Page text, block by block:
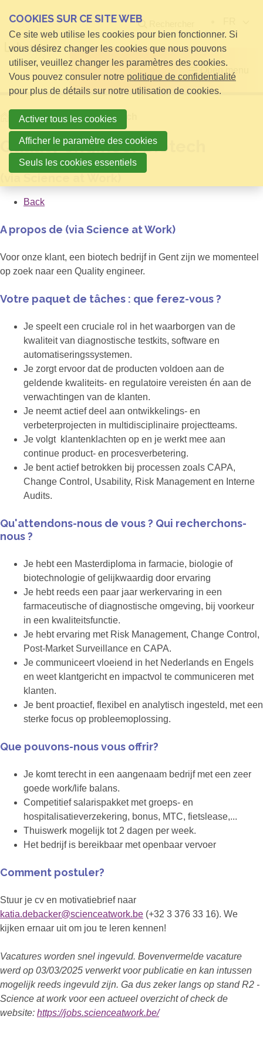
Open menu
HomeQuality engineer biotech
Quality engineer biotech
Back
A propos de (via Science at Work)
Voor onze klant, een biotech bedrijf in Gent zijn we momenteel
op zoek naar een Quality engineer.
Votre paquet de tâches : que ferez-vous ?
Je speelt een cruciale rol in het waarborgen van de
kwaliteit van diagnostische testkits, software en
automatiseringssystemen.
Je zorgt ervoor dat de producten voldoen aan de
geldende kwaliteits- en regulatoire vereisten én aan de
verwachtingen van de klanten.
Je neemt actief deel aan ontwikkelings- en
verbeterprojecten in multidisciplinaire projectteams.
Je volgt klantenklachten op en je werkt mee aan
continue product- en procesverbetering.
Je bent actief betrokken bij processen zoals CAPA,
Change Control, Usability, Risk Management en Interne
Audits.
Qu'attendons-nous de vous ? Qui recherchons-
nous ?
Je hebt een Masterdiploma in farmacie, biologie of
biotechnologie of gelijkwaardig door ervaring
Je hebt reeds een paar jaar werkervaring in een
farmaceutische of diagnostische omgeving, bij voorkeur
in een kwaliteitsfunctie.
Je hebt ervaring met Risk Management, Change Control,
Post-Market Surveillance en CAPA.
Je communiceert vloeiend in het Nederlands en Engels
en weet klantgericht en impactvol te communiceren met
klanten.
Je bent proactief, flexibel en analytisch ingesteld, met een
sterke focus op probleemoplossing.
Que pouvons-nous vous offrir?
Je komt terecht in een aangenaam bedrijf met een zeer
goede work/life balans.
Competitief salarispakket met groeps- en
hospitalisatieverzekering, bonus, MTC, fietslease,...
Thuiswerk mogelijk tot 2 dagen per week.
Het bedrijf is bereikbaar met openbaar vervoer
Comment postuler?
Stuur je cv en motivatiebrief naar
katia.debacker@scienceatwork.be (+32 3 376 33 16). We
kijken ernaar uit om jou te leren kennen!
Vacatures worden snel ingevuld. Bovenvermelde vacature
werd op 03/03/2025 verwerkt voor publicatie en kan intussen
mogelijk reeds ingevuld zijn. Ga dus zeker langs op stand R2 -
Science at work voor een actueel overzicht of check de
website: https://jobs.scienceatwork.be/
COOKIES SUR CE SITE WEB
Ce site web utilise les cookies pour bien fonctionner. Si
vous désirez changer les cookies que nous pouvons
utiliser, veuillez changer les paramètres des cookies.
Vous pouvez consuler notre politique de confidentialité
pour plus de détails sur notre utilisation de cookies.
Activer tous les cookies
Afficher le paramètre des cookies
Seuls les cookies essentiels